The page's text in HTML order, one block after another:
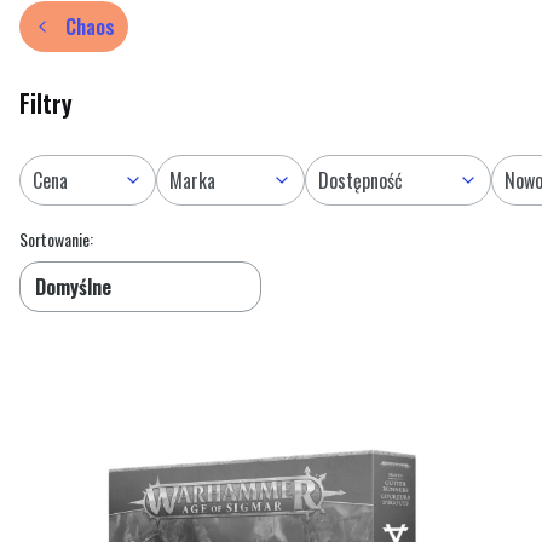
Chaos
Filtry
Cena Marka Dostępność
Koniec filtrów
Lista produktów
Sortowanie:
Domyślne